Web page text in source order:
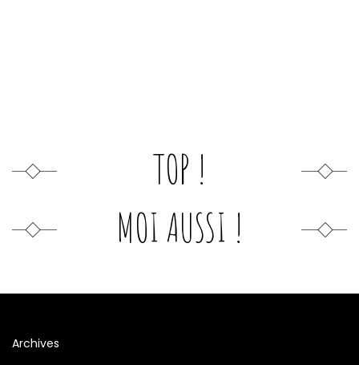
TOP !
MOI AUSSI !
Archives